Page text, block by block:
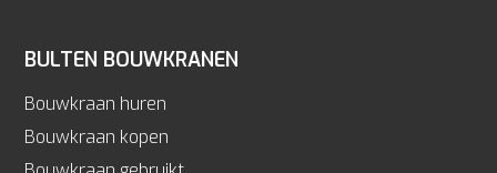
BULTEN BOUWKRANEN
Bouwkraan huren
Bouwkraan kopen